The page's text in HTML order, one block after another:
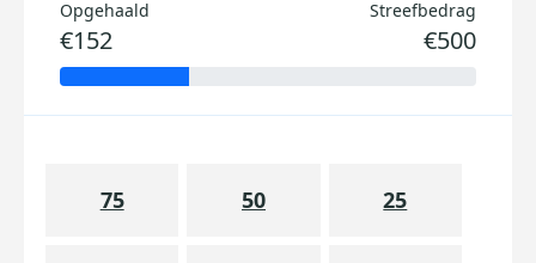
Opgehaald
€152
Streefbedrag
€500
75 50 25